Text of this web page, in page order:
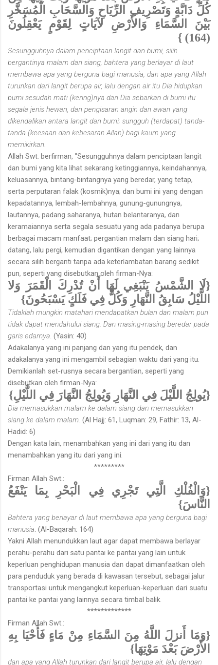
كُلِّ دَابَّةٍ وَتَصْرِيفِ الرِّيَاحِ وَالسَّحَابِ الْمُسَخَّرِ
بَيْنَ السَّمَاءِ وَالأَرْضِ لآيَاتٍ لِقَوْمٍ يَعْقِلُونَ
(164) }
Sesungguhnya dalam penciptaan langit dan bumi, silih
bergantinya malam dan siang, bahtera yang berlayar di laut
membawa apa yang berguna bagi manusia, dan apa yang Allah
turunkan dari langit berupa air, lalu dengan air itu Dia hidupkan
bumi sesudah mati (kering)nya dan Dia sebarkan di bumi itu
segala jenis hewan, dan pengisaran angin dan awan yang
dikendalikan antara langit dan bumi; sungguh (terdapat) tanda-
tanda (keesaan dan kebesaran Allah) bagi kaum yang
memikirkan
Allah Swt. berfirman, "Sesungguhnya dalam penciptaan langit
dan bumi yang kita lihat sekarang ketinggiannya, keindahannya,
keluasannya, bintang-bintangnya yang beredar, yang tetap,
serta perputaran falak (kosmik)nya; dan bumi ini yang dengan
kepadatannya, lembah-lembahnya, gunung-gunungnya,
lautannya, padang saharanya, hutan belantaranya, dan
keramaiannya serta segala sesuatu yang ada padanya berupa
berbagai macam manfaat; pergantian malam dan siang hari;
datang, lalu pergi, kemudian digantikan dengan yang lainnya
secara silih berganti tanpa ada keterlambatan barang sedikit
pun, seperti yang disebutkan oleh firman-Nya:
{لَا الشَّمْسُ يَنْبَغِي لَهَا أَنْ تُدْرِكَ الْقَمَرَ وَلا
اللَّيْلُ سَابِقُ النَّهَارِ وَكُلٌّ فِي فَلَكٍ يَسْبَحُونَ}
Tidaklah mungkin matahari mendapatkan bulan dan malam pun
tidak dapat mendahului siang. Dan masing-masing beredar pada
garis edarnya . (Yasin: 40)
Adakalanya yang ini panjang dan yang itu pendek, dan
adakalanya yang ini mengambil sebagian waktu dari yang itu.
Demikianlah set-rusnya secara bergantian, seperti yang
disebutkan oleh firman-Nya:
{يُولِجُ اللَّيْلَ فِي النَّهَارِ وَيُولِجُ النَّهَارَ فِي اللَّيْلِ}
Dia memasukkan malam ke dalam siang dan memasukkan
siang ke dalam malam. (Al Hajj: 61, Luqman: 29, Fathir: 13, Al-
Hadid: 6)
Dengan kata lain, menambahkan yang ini dari yang itu dan
menambahkan yang itu dari yang ini.
*********
Firman Allah Swt.:
{وَالْفُلْكِ الَّتِي تَجْرِي فِي الْبَحْرِ بِمَا يَنْفَعُ
النَّاسَ}
Bahtera yang berlayar di laut membawa apa yang berguna bagi
manusia . (Al-Baqarah: 164)
Yakni Allah menundukkan laut agar dapat membawa berlayar
perahu-perahu dari satu pantai ke pantai yang lain untuk
keperluan penghidupan manusia dan dapat dimanfaatkan oleh
para penduduk yang berada di kawasan tersebut, sebagai jalur
transportasi untuk mengangkut keperluan-keperluan dari suatu
pantai ke pantai yang lainnya secara timbal balik.
*************
Firman Allah Swt.:
{وَمَا أَنزلَ اللَّهُ مِنَ السَّمَاءِ مِنْ مَاءٍ فَأَحْيَا بِهِ
الأَرْضَ بَعْدَ مَوْتِهَا}
dan apa yang Allah turunkan dari langit berupa air, lalu dengan